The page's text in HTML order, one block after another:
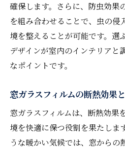
確保します。さらに、防虫効果
を組み合わせることで、虫の侵
境を整えることが可能です。選
デザインが室内のインテリアと
なポイントです。
窓ガラスフィルムの断熱効果
窓ガラスフィルムは、断熱効果
境を快適に保つ役割を果たしま
うな暖かい気候では、窓からの